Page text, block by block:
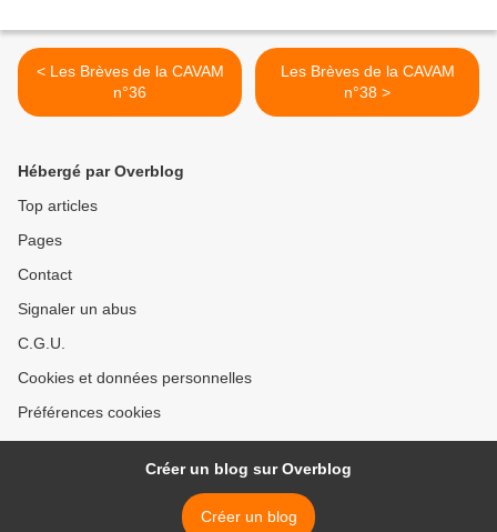
< Les Brèves de la CAVAM
n°36
Les Brèves de la CAVAM
n°38 >
Hébergé par Overblog
Top articles
Pages
Contact
Signaler un abus
C.G.U.
Cookies et données personnelles
Préférences cookies
Créer un blog sur Overblog
Créer un blog